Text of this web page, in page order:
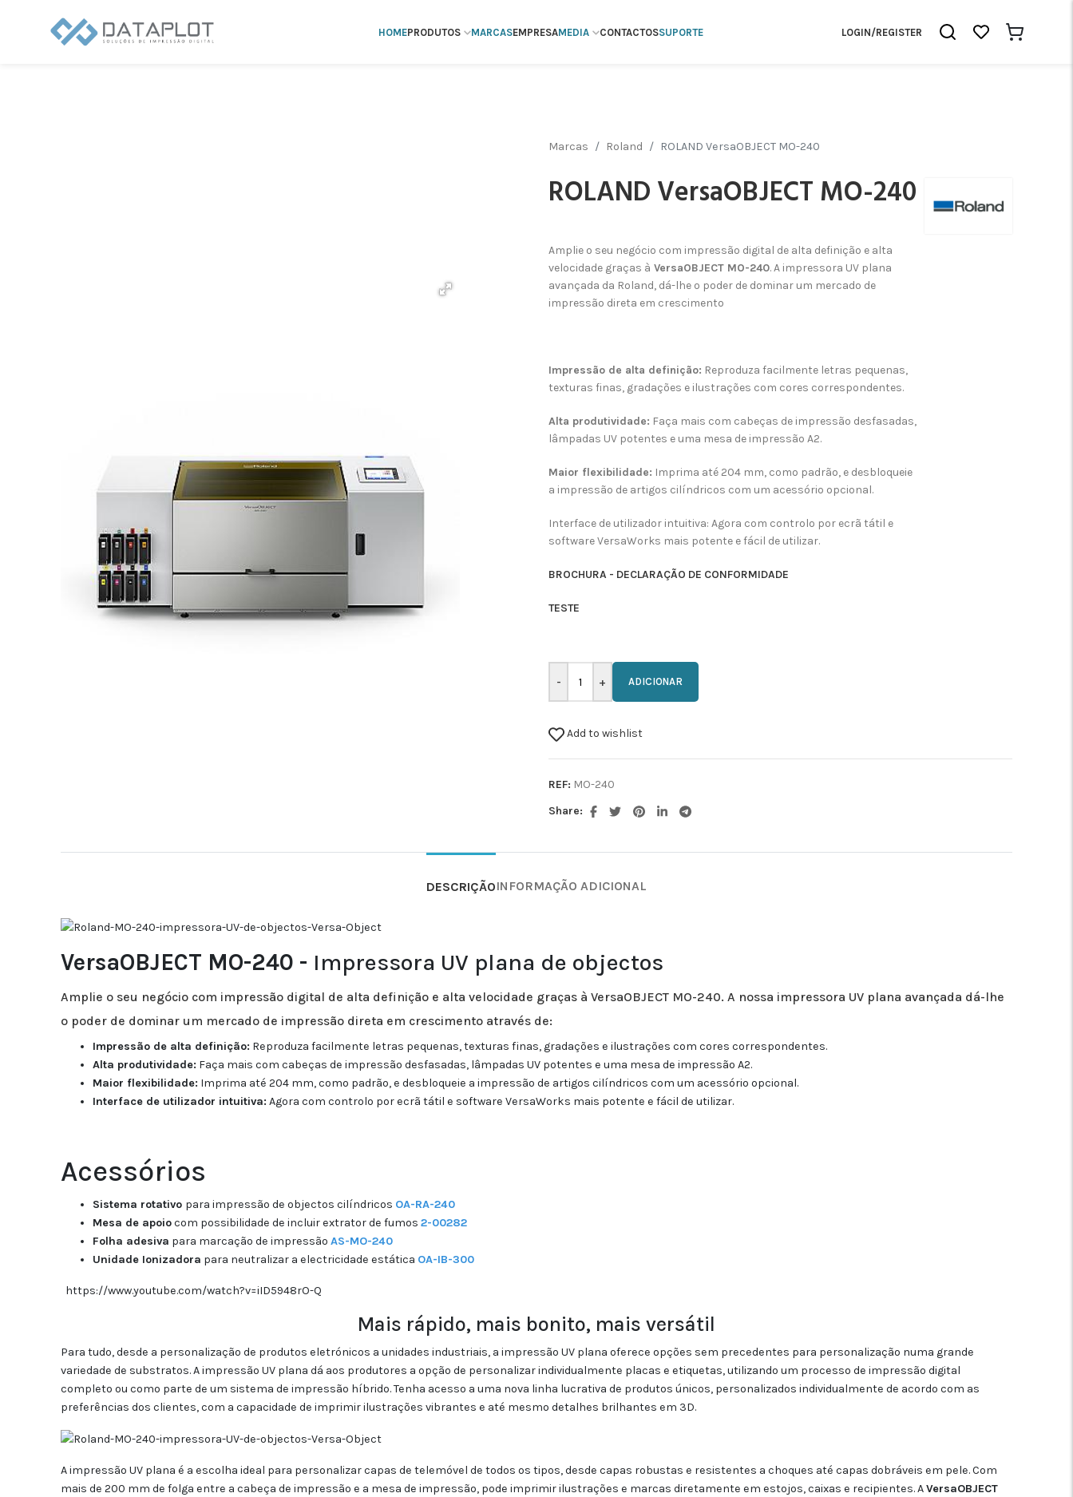
HOMEPRODUTOS MARCASEMPRESAMEDIA CONTACTOSSUPORTE LOGIN/REGISTER
Marcas Roland ROLAND VersaOBJECT MO-240
ROLAND VersaOBJECT MO-240
Amplie o seu negócio com impressão digital de alta definição e alta
velocidade graças à VersaOBJECT MO-240. A impressora UV plana
avançada da Roland, dá-lhe o poder de dominar um mercado de
impressão direta em crescimento
Impressão de alta definição: Reproduza facilmente letras pequenas,
texturas finas, gradações e ilustrações com cores correspondentes.
Alta produtividade: Faça mais com cabeças de impressão desfasadas,
lâmpadas UV potentes e uma mesa de impressão A2.
Maior flexibilidade: Imprima até 204 mm, como padrão, e desbloqueie
a impressão de artigos cilíndricos com um acessório opcional.
Interface de utilizador intuitiva: Agora com controlo por ecrã tátil e
software VersaWorks mais potente e fácil de utilizar.
BROCHURA - DECLARAÇÃO DE CONFORMIDADE
TESTE
ADICIONAR
Add to wishlist
REF: MO-240
Share:
DESCRIÇÃOINFORMAÇÃO ADICIONAL
VersaOBJECT MO-240 - Impressora UV plana de objectos
Amplie o seu negócio com impressão digital de alta definição e alta velocidade graças à VersaOBJECT MO-240. A nossa impressora UV plana avançada dá-lhe
o poder de dominar um mercado de impressão direta em crescimento através de:
Impressão de alta definição: Reproduza facilmente letras pequenas, texturas finas, gradações e ilustrações com cores correspondentes.
Alta produtividade: Faça mais com cabeças de impressão desfasadas, lâmpadas UV potentes e uma mesa de impressão A2.
Maior flexibilidade: Imprima até 204 mm, como padrão, e desbloqueie a impressão de artigos cilíndricos com um acessório opcional.
Interface de utilizador intuitiva: Agora com controlo por ecrã tátil e software VersaWorks mais potente e fácil de utilizar.
Acessórios
Sistema rotativo para impressão de objectos cilíndricos OA-RA-240
Mesa de apoiocom possibilidade de incluir extrator de fumos 2-00282
Folha adesiva para marcação de impressão AS-MO-240
Unidade Ionizadora para neutralizar a electricidade estática OA-IB-300
https://www.youtube.com/watch?v=iID5948rO-Q
Mais rápido, mais bonito, mais versátil
Para tudo, desde a personalização de produtos eletrónicos a unidades industriais, a impressão UV plana oferece opções sem precedentes para personalização numa grande
variedade de substratos. A impressão UV plana dá aos produtores a opção de personalizar individualmente placas e etiquetas, utilizando um processo de impressão digital
completo ou como parte de um sistema de impressão híbrido. Tenha acesso a uma nova linha lucrativa de produtos únicos, personalizados individualmente de acordo com as
preferências dos clientes, com a capacidade de imprimir ilustrações vibrantes e até mesmo detalhes brilhantes em 3D.
A impressão UV plana é a escolha ideal para personalizar capas de telemóvel de todos os tipos, desde capas robustas e resistentes a choques até capas dobráveis em pele. Com
mais de 200 mm de folga entre a cabeça de impressão e a mesa de impressão, pode imprimir ilustrações e marcas diretamente em estojos, caixas e recipientes. AVersaOBJECT